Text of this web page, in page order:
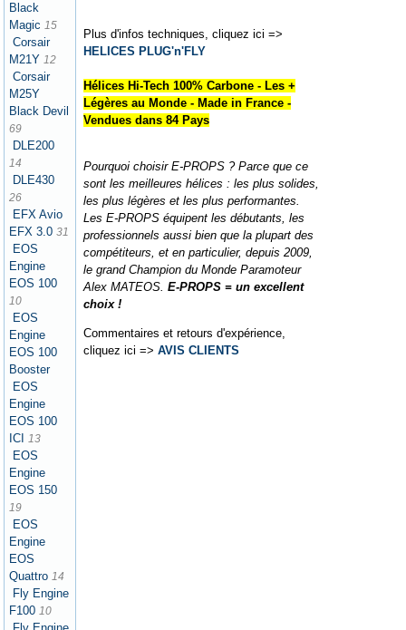
Black
Magic 15
Corsair
M21Y 12
Corsair
M25Y
Black Devil
69
DLE200
14
DLE430
26
EFX Avio
EFX 3.0 31
EOS
Engine
EOS 100
10
EOS
Engine
EOS 100
Booster
EOS
Engine
EOS 100
ICI
13
EOS
Engine
EOS 150
19
EOS
Engine
EOS
Quattro 14
Fly Engine
F100 10
Plus d'infos techniques, cliquez ici =>
HELICES PLUG'n'FLY
Hélices Hi-Tech 100% Carbone - Les +
Légères au Monde - Made in France -
Vendues dans 84 Pays
Pourquoi choisir E-PROPS ? Parce que ce
sont les meilleures hélices : les plus solides,
les plus légères et les plus performantes.
Les E-PROPS équipent les débutants, les
professionnels aussi bien que la plupart des
compétiteurs, et en particulier, depuis 2009,
le grand Champion du Monde Paramoteur
Alex MATEOS.E-PROPS = un excellent
choix !
Commentaires et retours d'expérience,
cliquez ici =>AVIS CLIENTS